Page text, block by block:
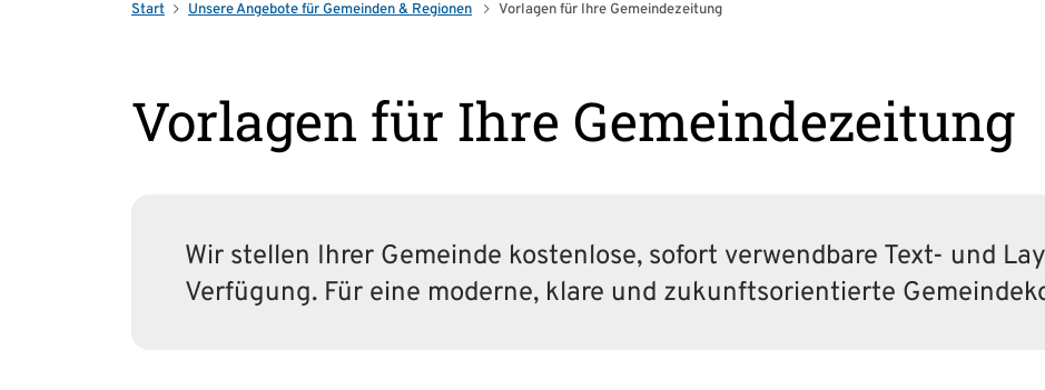
Start Unsere Angebote für Gemeinden & Regionen Vorlagen für Ihre Gemeindezeitung
Vorlagen für Ihre Gemeindezeitung
Wir stellen Ihrer Gemeinde kostenlose, sofort verwendbare Text- und
Verfügung. Für eine moderne, klare und zukunftsorientierte